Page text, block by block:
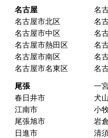
業者さんです。
ピングーヒ
2025年10月30
欲しい商品をスム
ショップからの連絡
名古屋 名
名古屋市北区
名
名古屋市中区
名
名古屋市熱田区
名
名古屋市南区
名
名古屋市名東区
名
尾張
一
春日井市
犬
江南市
小
尾張旭市
岩
日進市
清